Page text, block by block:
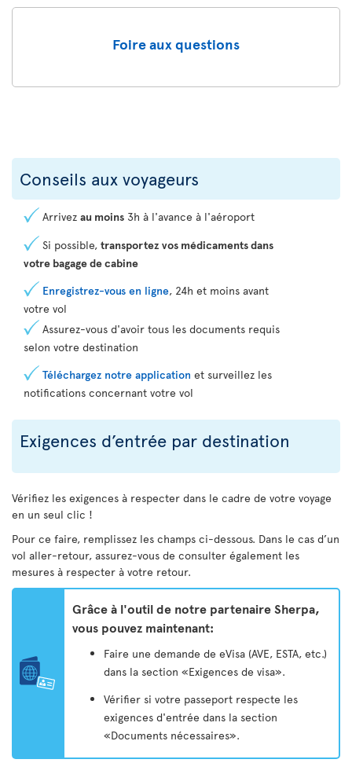
Foire aux questions
Conseils aux voyageurs
Arrivez au moins 3h à l'avance à l'aéroport
Si possible, transportez vos médicaments dans
votre bagage de cabine
Enregistrez-vous en ligne, 24h et moins avant
votre vol
Assurez-vous d'avoir tous les documents requis
selon votre destination
Téléchargez notre application et surveillez les
notifications concernant votre vol
Exigences d’entrée par destination
Vérifiez les exigences à respecter dans le cadre de votre voyage
en un seul clic !
Pour ce faire, remplissez les champs ci-dessous. Dans le cas d’un
vol aller-retour, assurez-vous de consulter également les
mesures à respecter à votre retour.
Grâce à l'outil de notre partenaire Sherpa,
vous pouvez maintenant:
Faire une demande de eVisa (AVE, ESTA, etc.)
dans la section «Exigences de visa».
Vérifier si votre passeport respecte les
exigences d'entrée dans la section
«Documents nécessaires».